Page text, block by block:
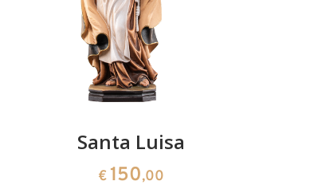
Santa Luisa
€ 150,00